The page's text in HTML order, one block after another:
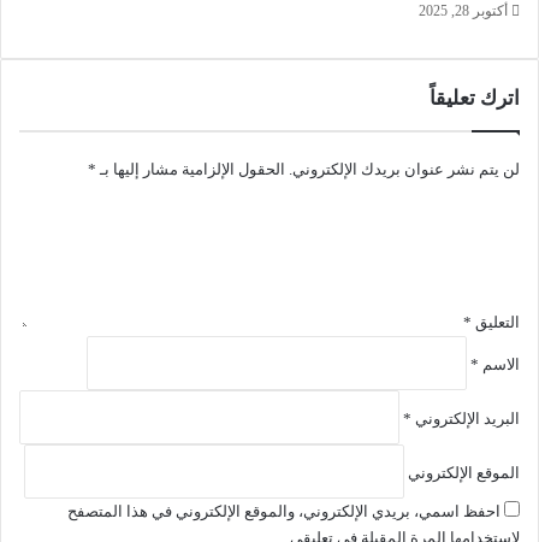
رابط التحميل الأول
استعادة الملفات المحذوفة
أكتوبر 28, 2025
اترك تعليقاً
لن يتم نشر عنوان بريدك الإلكتروني. الحقول الإلزامية مشار إليها بـ *
التعليق *
الاسم *
البريد الإلكتروني *
الموقع الإلكتروني
احفظ اسمي، بريدي الإلكتروني، والموقع الإلكتروني في هذا المتصفح
لاستخدامها المرة المقبلة في تعليقي.